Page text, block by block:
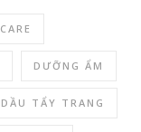
DƯỠNG ẨM
DẦU TẨY TRANG